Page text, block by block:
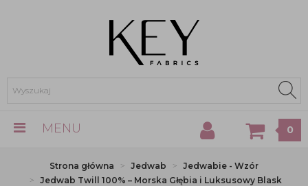
MENU 0
Strona główna Jedwab
Jedwabie - Wzór
Jedwab Twill 100% – Morska Głębia i Luksusowy Blask